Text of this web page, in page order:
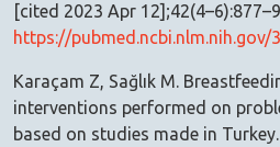
[cited 2023 Apr
https://pubmed.ncbi.nlm.nih.gov/
Karaçam Z, Sağlık M.
interventions performed on
based on studies made in